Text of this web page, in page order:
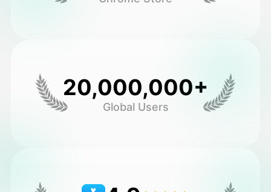
20,000,000+
Global Users